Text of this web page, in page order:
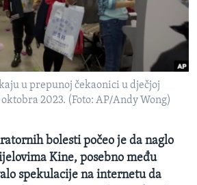
u prepunoj čekaonici u dječjoj
2023. (Foto: AP/Andy Wong)
bolesti počeo je da naglo
Kine, posebno među
spekulacije na internetu da